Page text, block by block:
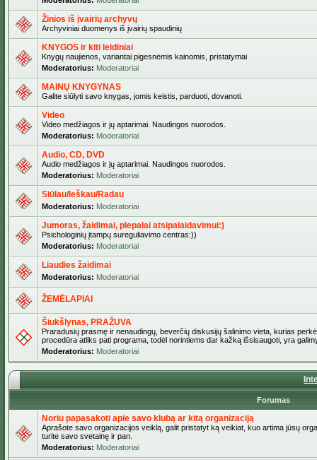
Žinios iš įvairių archyvų
Archyviniai duomenys iš įvairių spaudinių
KNYGOS ir kiti leidiniai
Knygų naujienos, variantai pigesnėmis kainomis, pristatymai
Moderatorius: Moderatoriai
MAINŲ KNYGYNAS
Galite siūlyti savo knygas, jomis keistis, parduoti, dovanoti.
Video
Video medžiagos ir jų aptarimai. Naudingos nuorodos.
Moderatorius: Moderatoriai
Audio, CD, DVD
Audio medžiagos ir jų aptarimai. Naudingos nuorodos.
Moderatorius: Moderatoriai
Siūlau/Ieškau/Radau
Moderatorius: Moderatoriai
Jumoras, žaidimai, plepalai atsipalaidavimui:)
Psichologinių įtampų sureguliavimo centras:))
Moderatorius: Moderatoriai
Liaudies žaidimai
Moderatorius: Moderatoriai
ŽEMĖLAPIAI
Šiukšlynas, PRAŽUVA
Praradusių prasmę ir nenaudingų, beverčių diskusijų šalinimo vieta, kurias
procedūra atliks pati programa, todėl norintiems dar kažką išsisaugoti, yra
Moderatorius: Moderatoriai
Forumas
Noriu papasakoti apie savo klubą ar kitą organizaciją
Aprašote savo organizacijos veiklą, galit pristatyt ką veikiat, kuo artima jūsų
turite savo svetainę ir pan.
Moderatorius: Moderatoriai